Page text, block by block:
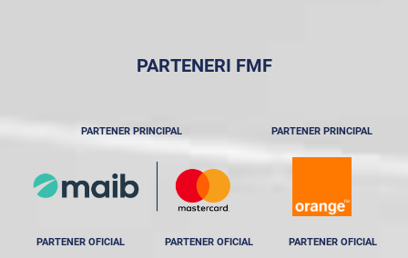
PARTENERI FMF
PARTENER PRINCIPAL PARTENER PRINCIPAL
PARTENER OFICIAL PARTENER OFICIAL PARTENER OFICIAL